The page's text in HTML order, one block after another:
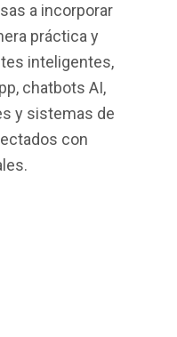
a incorporar
práctica y
inteligentes,
chatbots AI,
y sistemas de
con